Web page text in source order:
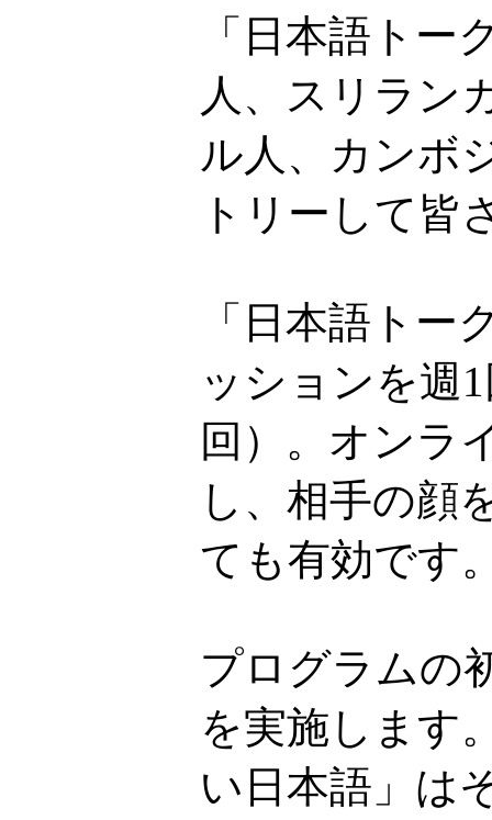
「日本語ト
人、スリラン
ル人、カンボ
トリーして皆
「日本語トー
ッションを週
回）。オンラ
し、相手の顔
ても有効です
プログラムの
を実施します
い日本語」は